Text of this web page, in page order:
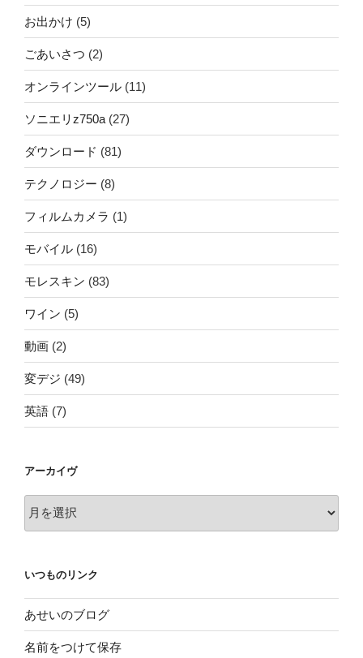
お出かけ (5)
ごあいさつ (2)
オンラインツール (11)
ソニエリz750a (27)
ダウンロード (81)
テクノロジー (8)
フィルムカメラ (1)
モバイル (16)
モレスキン (83)
ワイン (5)
動画 (2)
変デジ (49)
英語 (7)
アーカイヴ
ー
ヴ
いつものリンク
あせいのブログ
名前をつけて保存